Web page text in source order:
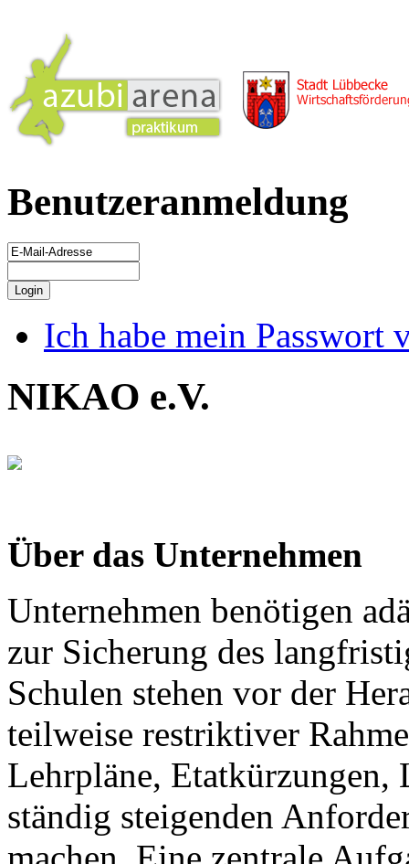
Benutzeranmeldung
Ich habe mein Passwort
NIKAO e.V.
Über das Unternehmen
Unternehmen benötigen
zur Sicherung des
Schulen stehen vor der
teilweise restriktiver
Lehrpläne, Etatkürzungen,
ständig steigenden